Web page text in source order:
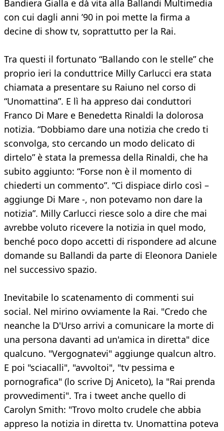
Bandiera Gialla e dà vita alla Ballandi Multimedia
con cui dagli anni ’90 in poi mette la firma a
decine di show tv, soprattutto per la Rai.
Tra questi il fortunato “Ballando con le stelle” che
proprio ieri la conduttrice Milly Carlucci era stata
chiamata a presentare su Raiuno nel corso di
“Unomattina”. E lì ha appreso dai conduttori
Franco Di Mare e Benedetta Rinaldi la dolorosa
notizia. “Dobbiamo dare una notizia che credo ti
sconvolga, sto cercando un modo delicato di
dirtelo” è stata la premessa della Rinaldi, che ha
subito aggiunto: “Forse non è il momento di
chiederti un commento”. “Ci dispiace dirlo così –
aggiunge Di Mare -, non potevamo non dare la
notizia”. Milly Carlucci riesce solo a dire che mai
avrebbe voluto ricevere la notizia in quel modo,
benché poco dopo accetti di rispondere ad alcune
domande su Ballandi da parte di Eleonora Daniele
nel successivo spazio.
Inevitabile lo scatenamento di commenti sui
social. Nel mirino ovviamente la Rai. "Credo che
neanche la D'Urso arrivi a comunicare la morte di
una persona davanti ad un'amica in diretta" dice
qualcuno. "Vergognatevi" aggiunge qualcun altro.
E poi "sciacalli", "avvoltoi", "tv pessima e
pornografica" (lo scrive Dj Aniceto), la "Rai prenda
provvedimenti". Tra i tweet anche quello di
Carolyn Smith: "Trovo molto crudele che abbia
appreso la notizia in diretta tv. Unomattina poteva